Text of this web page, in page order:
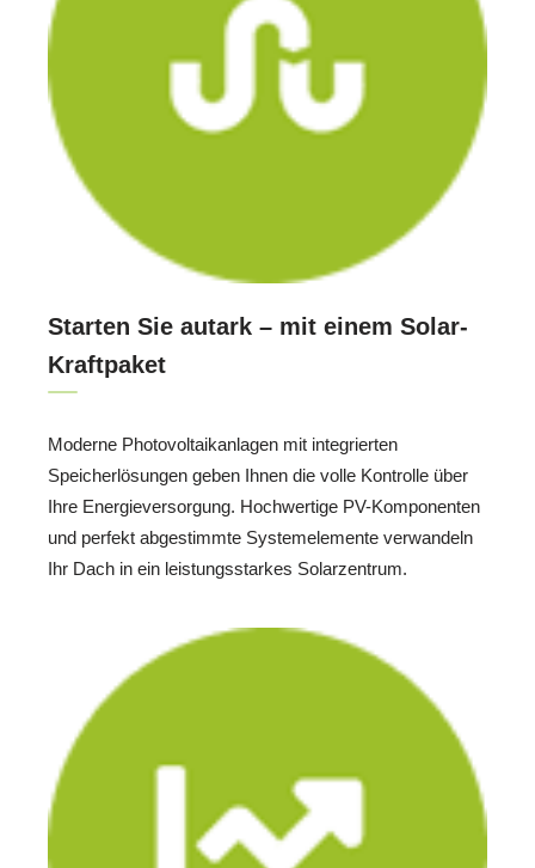
Starten Sie autark – mit einem Solar-
Kraftpaket
Moderne Photovoltaikanlagen mit integrierten
Speicherlösungen geben Ihnen die volle Kontrolle über
Ihre Energieversorgung. Hochwertige PV-Komponenten
und perfekt abgestimmte Systemelemente verwandeln
Ihr Dach in ein leistungsstarkes Solarzentrum.